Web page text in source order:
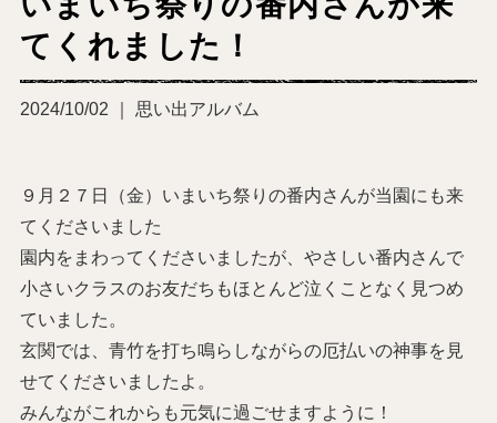
てくれました！
2024/10/02 ｜ 思い出アルバム
９月２７日（金）いまいち祭りの番内さんが当園にも来
てくださいました
園内をまわってくださいましたが、やさしい番内さんで
小さいクラスのお友だちもほとんど泣くことなく見つめ
ていました。
玄関では、青竹を打ち鳴らしながらの厄払いの神事を見
せてくださいましたよ。
みんながこれからも元気に過ごせますように！